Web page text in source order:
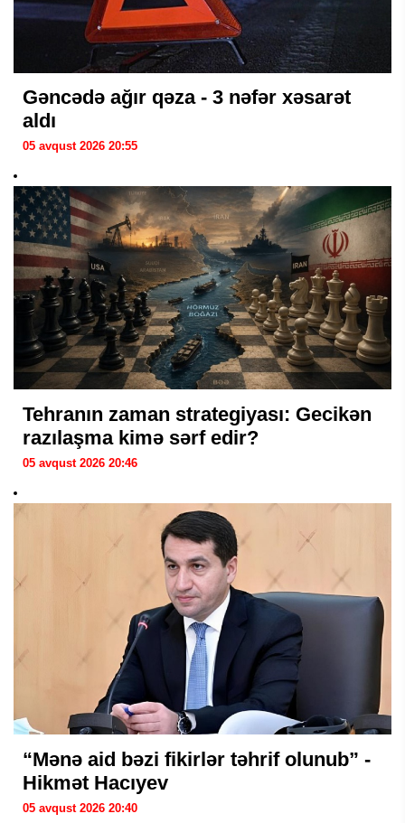
Gəncədə ağır qəza - 3 nəfər xəsarət
aldı
05 avqust 2026 20:55
Tehranın zaman strategiyası: Gecikən
razılaşma kimə sərf edir?
05 avqust 2026 20:46
“Mənə aid bəzi fikirlər təhrif olunub” -
Hikmət Hacıyev
05 avqust 2026 20:40